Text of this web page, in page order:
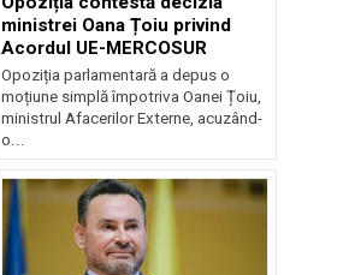
ministrei Oana Țoiu privind
Acordul UE-MERCOSUR
Opoziția parlamentară a depus o
moțiune simplă împotriva Oanei Țoiu,
ministrul Afacerilor Externe, acuzând-
o...